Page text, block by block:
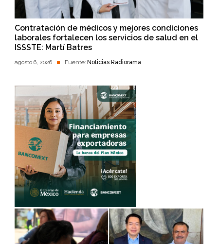
Contratación de médicos y mejores condiciones
laborales fortalecen los servicios de salud en el
ISSSTE: Martí Batres
agosto 6, 2026 Fuente: Noticias Radiorama